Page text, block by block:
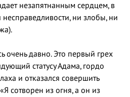
незапятнанным сердцем, в
ни злобы, ни
очень давно. Это первый грех
статусу Адама, гордо
и отказался совершить
сотворен из огня, а он из